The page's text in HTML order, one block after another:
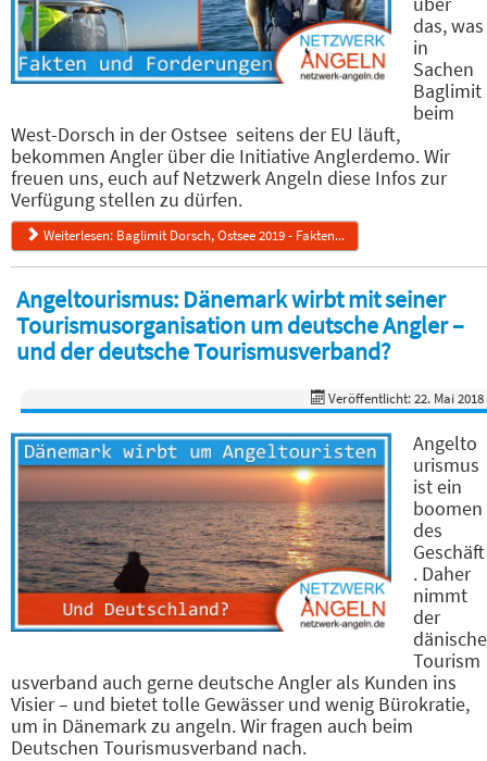
das, was
in
Sachen
Baglimit
beim
West-Dorsch in der Ostsee seitens der EU läuft,
bekommen Angler über die Initiative Anglerdemo. Wir
freuen uns, euch auf Netzwerk Angeln diese Infos zur
Verfügung stellen zu dürfen.
Weiterlesen: Baglimit Dorsch, Ostsee 2019 - Fakten...
Angeltourismus: Dänemark wirbt mit seiner
Tourismusorganisation um deutsche Angler –
und der deutsche Tourismusverband?
Veröffentlicht: 22. Mai 2018
Angelto
urismus
ist ein
boomen
des
Geschäft
. Daher
nimmt
der
dänische
Tourism
usverband auch gerne deutsche Angler als Kunden ins
Visier – und bietet tolle Gewässer und wenig Bürokratie,
um in Dänemark zu angeln. Wir fragen auch beim
Deutschen Tourismusverband nach.